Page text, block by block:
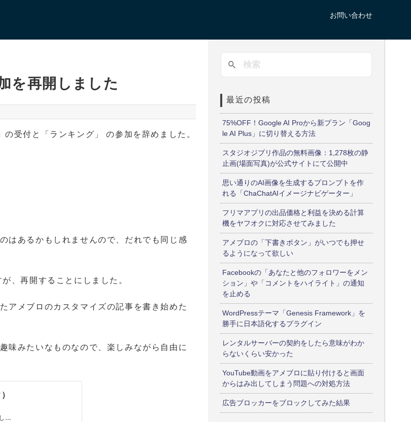
お問い合わせ
を再開しました
受付と「ランキング」 の参加を辞めました。
はあるかもしれませんので、だれでも同じ感
、再開することにしました。
アメブロのカスタマイズの記事を書き始めた
味みたいなものなので、楽しみながら自由に
アメブロの新CSS編集用デザイン向けカスタマイズ方法の目次です。新しいカスタマイズのノウハウ記事やハウツー記事を追加した場合はこちらの目次も更新しますので、時々チェックして見て下さい。
最近の投稿
75%OFF！Google AI Proから新プラン「Goog
le AI Plus」に切り替える方法
スタジオジブリ作品の無料画像：1,278枚の静
止画(場面写真)が公式サイトにて公開中
思い通りのAI画像を生成するプロンプトを作
れる「ChaChatAIイメージナビゲーター」
フリマアプリの出品価格と利益を決める計算
機をヤフオクに対応させてみました
アメブロの「下書きボタン」がいつでも押せ
るようになって欲しい
Facebookの「あなたと他のフォロワーをメン
ション」や「コメントをハイライト」の通知
を止める
WordPressテーマ「Genesis Framework」を
勝手に日本語化するプラグイン
レンタルサーバーの契約をしたら意味がわか
らないくらい安かった
YouTube動画をアメブロに貼り付けると画面
からはみ出してしまう問題への対処方法
広告ブロッカーをブロックしてみた結果